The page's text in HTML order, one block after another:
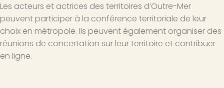
Les acteurs et actrices des territoires d’Outre-Mer
peuvent participer à la conférence territoriale de leur
choix en métropole. Ils peuvent également organiser des
réunions de concertation sur leur territoire et contribuer
en ligne.